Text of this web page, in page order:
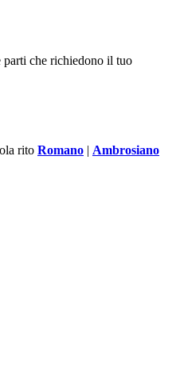
che richiedono il tuo
rito Romano | Ambrosiano